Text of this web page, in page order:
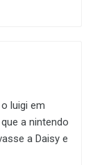
luigi em
a nintendo
a Daisy e